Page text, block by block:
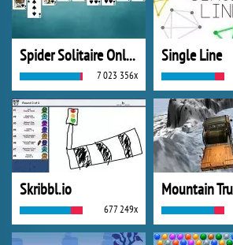
Spider Solitaire Online
7 023 356x
Single Line
Skribbl.io
677 249x